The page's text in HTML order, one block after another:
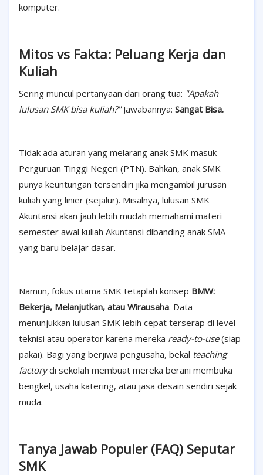
komputer.
Mitos vs Fakta: Peluang Kerja dan
Kuliah
Sering muncul pertanyaan dari orang tua: "Apakah
lulusan SMK bisa kuliah?"Jawabannya: Sangat Bisa.
Tidak ada aturan yang melarang anak SMK masuk
Perguruan Tinggi Negeri (PTN). Bahkan, anak SMK
punya keuntungan tersendiri jika mengambil jurusan
kuliah yang linier (sejalur). Misalnya, lulusan SMK
Akuntansi akan jauh lebih mudah memahami materi
semester awal kuliah Akuntansi dibanding anak SMA
yang baru belajar dasar.
Namun, fokus utama SMK tetaplah konsep BMW:
Bekerja, Melanjutkan, atau Wirausaha. Data
menunjukkan lulusan SMK lebih cepat terserap di level
teknisi atau operator karena mereka ready-to-use(siap
pakai). Bagi yang berjiwa pengusaha, bekal teaching
factorydi sekolah membuat mereka berani membuka
bengkel, usaha katering, atau jasa desain sendiri sejak
muda.
Tanya Jawab Populer (FAQ) Seputar
SMK